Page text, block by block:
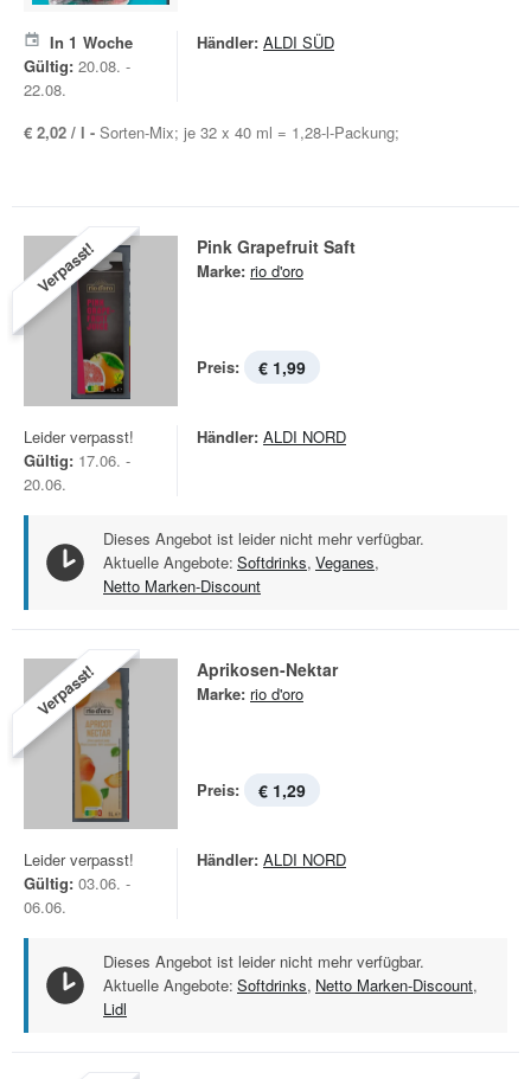
In 1 Woche
Gültig: 20.08. -
22.08.
Händler: ALDI SÜD
€ 2,02 / l - Sorten-Mix; je 32 x 40 ml = 1,28-l-Packung;
Verpasst! Pink Grapefruit Saft
Marke: rio d'oro
Preis: € 1,99
Leider verpasst!
Gültig: 17.06. -
20.06.
Händler: ALDI NORD
Dieses Angebot ist leider nicht mehr verfügbar.
Aktuelle Angebote: Softdrinks, Veganes,
Netto Marken-Discount
Verpasst! Aprikosen-Nektar
Marke: rio d'oro
Preis: € 1,29
Leider verpasst!
Gültig: 03.06. -
06.06.
Händler: ALDI NORD
Dieses Angebot ist leider nicht mehr verfügbar.
Aktuelle Angebote: Softdrinks, Netto Marken-Discount,
Lidl